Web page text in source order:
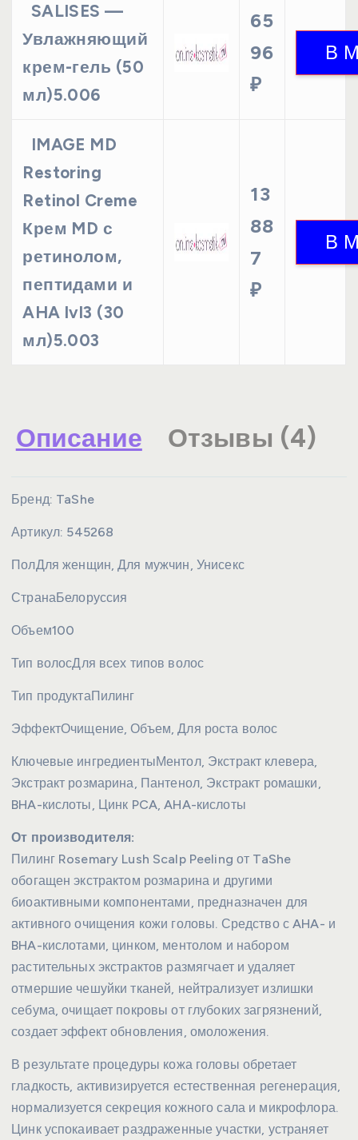
SALISES —
Увлажняющий
крем-гель (50
мл)5.006
65
96
₽
IMAGE MD
Restoring
Retinol Creme
Крем MD с
ретинолом,
пептидами и
AHA lvl3 (30
мл)5.003
13
88
7
₽
Описание Отзывы (4)
Бренд: TaShe
Артикул: 545268
ПолДля женщин, Для мужчин, Унисекс
СтранаБелоруссия
Объем100
Тип волосДля всех типов волос
Тип продуктаПилинг
ЭффектОчищение, Объем, Для роста волос
Ключевые ингредиентыМентол, Экстракт клевера,
Экстракт розмарина, Пантенол, Экстракт ромашки,
BHA-кислоты, Цинк PCA, AHA-кислоты
От производителя:
Пилинг Rosemary Lush Scalp Peeling от TaShe
обогащен экстрактом розмарина и другими
биоактивными компонентами, предназначен для
активного очищения кожи головы. Средство с AHA- и
BHA-кислотами, цинком, ментолом и набором
растительных экстрактов размягчает и удаляет
отмершие чешуйки тканей, нейтрализует излишки
себума, очищает покровы от глубоких загрязнений,
создает эффект обновления, омоложения.
В результате процедуры кожа головы обретает
гладкость, активизируется естественная регенерация,
нормализуется секреция кожного сала и микрофлора.
Цинк успокаивает раздраженные участки, устраняет